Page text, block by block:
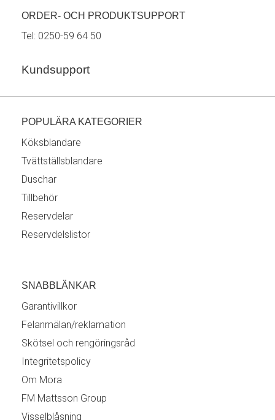
ORDER- OCH PRODUKTSUPPORT
Tel: 0250-59 64 50
Kundsupport
POPULÄRA KATEGORIER
Köksblandare
Tvättställsblandare
Duschar
Tillbehör
Reservdelar
Reservdelslistor
SNABBLÄNKAR
Garantivillkor
Felanmälan/reklamation
Skötsel och rengöringsråd
Integritetspolicy
Om Mora
FM Mattsson Group
Visselblåsning